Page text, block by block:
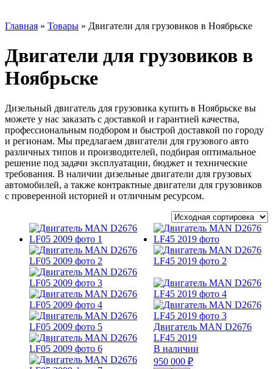
Главная » Товары » Двигатели для грузовиков в Ноябрьске
Двигатели для грузовиков в
Ноябрьске
Дизельный двигатель для грузовика купить в Ноябрьске вы
можете у нас заказать с доставкой и гарантией качества,
профессиональным подбором и быстрой доставкой по городу
и регионам. Мы предлагаем двигатели для грузового авто
различных типов и производителей, подбирая оптимальное
решение под задачи эксплуатации, бюджет и технические
требования. В наличии дизельные двигатели для грузовых
автомобилей, а также контрактные двигатели для грузовиков
с проверенной историей и отличным ресурсом.
Двигатель MAN D2676
LF45 2019
В наличии
950 000 ₽